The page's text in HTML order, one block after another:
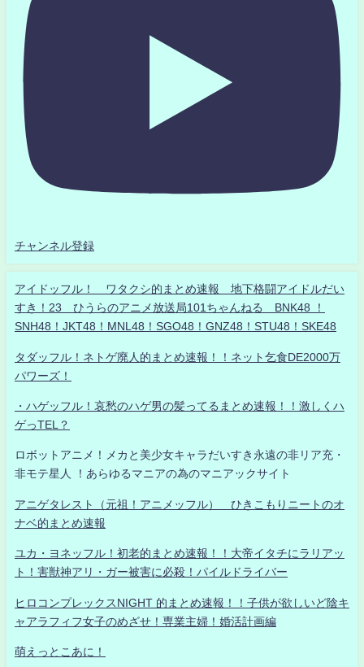
チャンネル登録
アイドッフル！ ワタクシ的まとめ速報 地下格闘アイドルだい
すき！23 ひうらのアニメ放送局101ちゃんねる BNK48 ！
SNH48！JKT48！MNL48！SGO48！GNZ48！STU48！SKE48
タダッフル！ネトゲ廃人的まとめ速報！！ネット乞食DE2000万
パワーズ！
・ハゲッフル！哀愁のハゲ男の髪ってるまとめ速報！！激しくハ
ゲっTEL？
ロボットアニメ！メカと美少女キャラだいすき永遠の非リア充・
非モテ星人 ！あらゆるマニアの為のマニアックサイト
アニゲタレスト（元祖！アニメッフル） ひきこもりニートのオ
ナベ的まとめ速報
ユカ・ヨネッフル！初老的まとめ速報！！大帝イタチにラリアッ
ト！害獣神アリ・ガー被害に必殺！パイルドライバー
ヒロコンプレックスNIGHT 的まとめ速報！！子供が欲しいど陰キ
ャアラフィフ女子のめざせ！専業主婦！婚活計画編
萌えっとこあに！